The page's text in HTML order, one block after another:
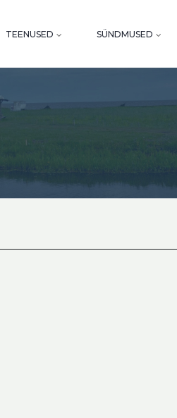
TEENUSED SÜNDMUSED